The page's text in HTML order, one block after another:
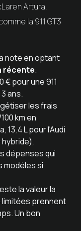
Artura.
la 911 GT3
note en optant
récente.
€ pour une 911
ans.
les frais
km en
13,4 L pour l'Audi
hybride),
dépenses qui
modèles si
la valeur la
prennent
Un bon